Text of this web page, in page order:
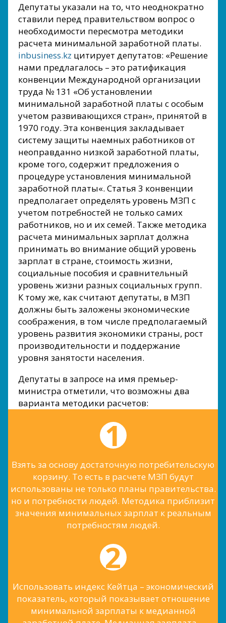
Депутаты указали на то, что неоднократно
ставили перед правительством вопрос о
необходимости пересмотра методики
расчета минимальной заработной платы.
inbusiness.kz цитирует депутатов: «Решение
нами предлагалось – это ратификация
конвенции Международной организации
труда № 131 «Об установлении
минимальной заработной платы с особым
учетом развивающихся стран», принятой в
1970 году. Эта конвенция закладывает
систему защиты наемных работников от
неоправданно низкой заработной платы,
кроме того, содержит предложения о
процедуре установления минимальной
заработной платы«. Статья 3 конвенции
предполагает определять уровень МЗП с
учетом потребностей не только самих
работников, но и их семей. Также методика
расчета минимальных зарплат должна
принимать во внимание общий уровень
зарплат в стране, стоимость жизни,
социальные пособия и сравнительный
уровень жизни разных социальных групп.
К тому же, как считают депутаты, в МЗП
должны быть заложены экономические
соображения, в том числе предполагаемый
уровень развития экономики страны, рост
производительности и поддержание
уровня занятости населения.
Депутаты в запросе на имя премьер-
министра отметили, что возможны два
варианта методики расчетов:
Взять за основу достаточную потребительскую
корзину. То есть в расчете МЗП будут
использованы не только планы правительства.
но и потребности людей. Методика приблизит
значения минимальных зарплат к реальным
потребностям людей.
Использовать индекс Кейтца – экономический
показатель, который показывает отношение
минимальной зарплаты к медианной